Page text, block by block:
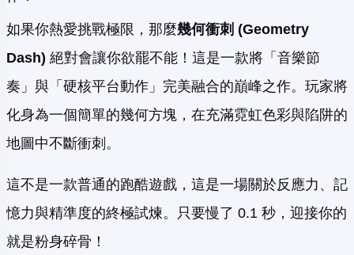
如果你熱愛挑戰極限，那麼幾何衝刺 (Geometry
Dash) 絕對會讓你欲罷不能！這是一款將「音樂節
奏」與「硬核平台動作」完美融合的巔峰之作。玩家將
化身為一個簡單的幾何方塊，在充滿霓虹色彩與陷阱的
地圖中不斷衝刺。
這不是一款普通的跑酷遊戲，這是一場關於反應力、記
憶力與精準度的終極試煉。只要慢了 0.1 秒，迎接你的
就是粉身碎骨！